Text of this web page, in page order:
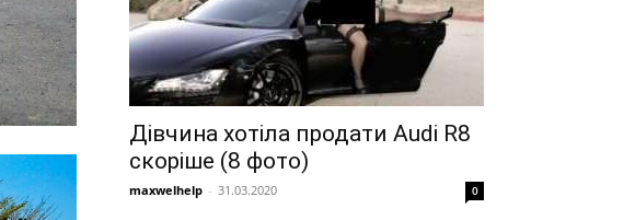
Дівчина хотіла продати Audi R8
скоріше (8 фото)
maxwelhelp - 31.03.2020 0